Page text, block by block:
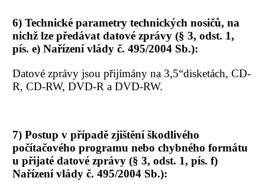
6) Technické parametry technických nosičů, na
nichž lze předávat datové zprávy (§ 3, odst. 1,
pís. e) Nařízení vlády č. 495/2004 Sb.):
Datové zprávy jsou přijímány na 3,5“disketách, CD-
R, CD-RW, DVD-R a DVD-RW.
7) Postup v případě zjištění škodlivého
počítačového programu nebo chybného formátu
u přijaté datové zprávy (§ 3, odst. 1, pís. f)
Nařízení vlády č. 495/2004 Sb.):